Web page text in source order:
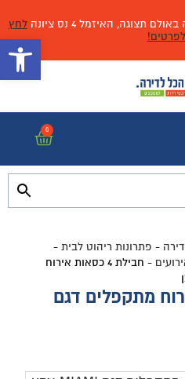
תצוגה, האיזמל 4 נס ציונה
לחץ
0
- פתרונות ריהוט לבית -
-
חבילת 4 כסאות אירוח
אירוח מתקפלים דגם